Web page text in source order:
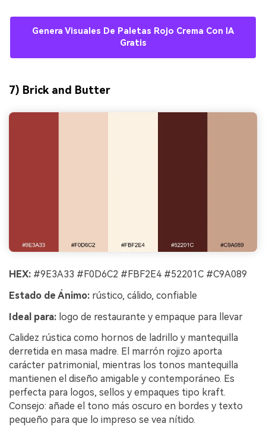
Genera Visuales De Paletas Rojo Crema Con IA
Gratis
7) Brick and Butter
HEX: #9E3A33 #F0D6C2 #FBF2E4 #52201C #C9A089
Estado de Ánimo: rústico, cálido, confiable
Ideal para: logo de restaurante y empaque para llevar
Calidez rústica como hornos de ladrillo y mantequilla
derretida en masa madre. El marrón rojizo aporta
carácter patrimonial, mientras los tonos mantequilla
mantienen el diseño amigable y contemporáneo. Es
perfecta para logos, sellos y empaques tipo kraft.
Consejo: añade el tono más oscuro en bordes y texto
pequeño para que lo impreso se vea nítido.